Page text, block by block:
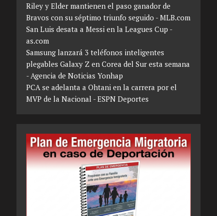
Riley y Elder mantienen el paso ganador de
Bravos con su séptimo triunfo seguido - MLB.com
San Luis desata a Messi en la Leagues Cup -
as.com
Samsung lanzará 3 teléfonos inteligentes
plegables Galaxy Z en Corea del Sur esta semana
- Agencia de Noticias Yonhap
PCA se adelanta a Ohtani en la carrera por el
MVP de la Nacional - ESPN Deportes